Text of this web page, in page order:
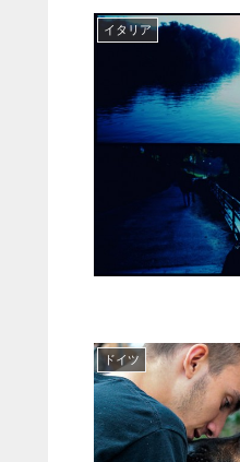
イタリア
ドイツ